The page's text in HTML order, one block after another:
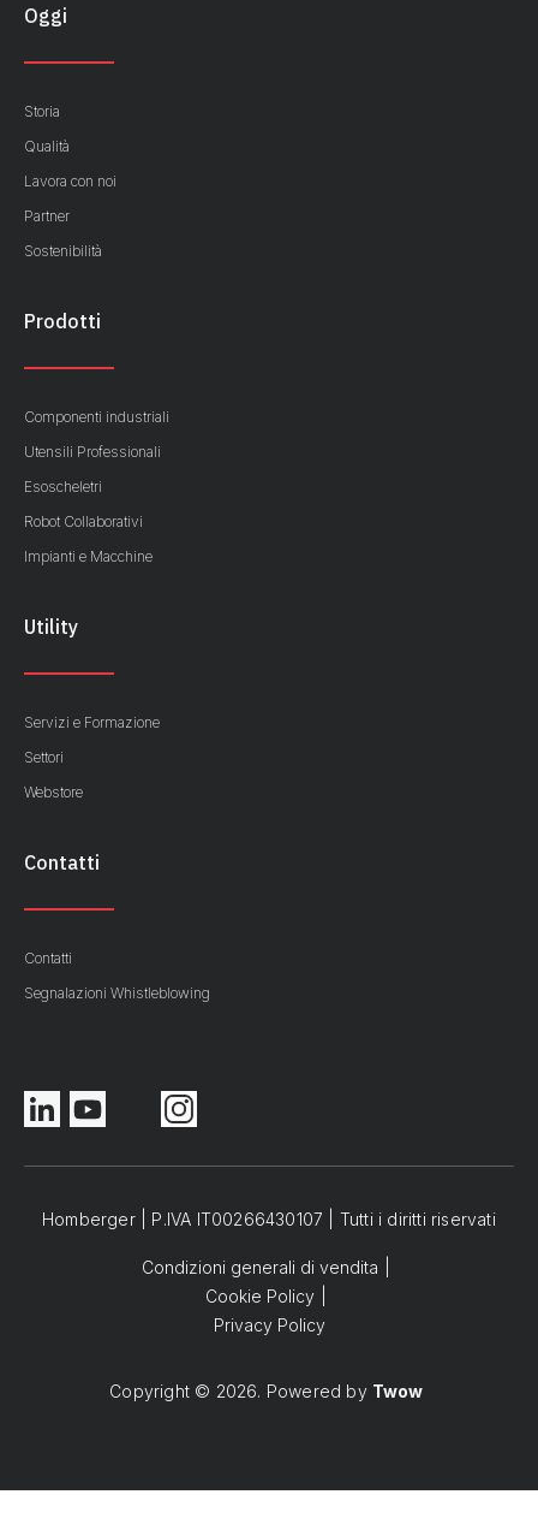
Oggi
Storia
Qualità
Lavora con noi
Partner
Sostenibilità
Prodotti
Componenti industriali
Utensili Professionali
Esoscheletri
Robot Collaborativi
Impianti e Macchine
Utility
Servizi e Formazione
Settori
Webstore
Contatti
Contatti
Segnalazioni Whistleblowing
Homberger | P.IVA IT00266430107 | Tutti i diritti riservati
Condizioni generali di vendita
Cookie Policy
Privacy Policy
Copyright © 2026. Powered by Twow